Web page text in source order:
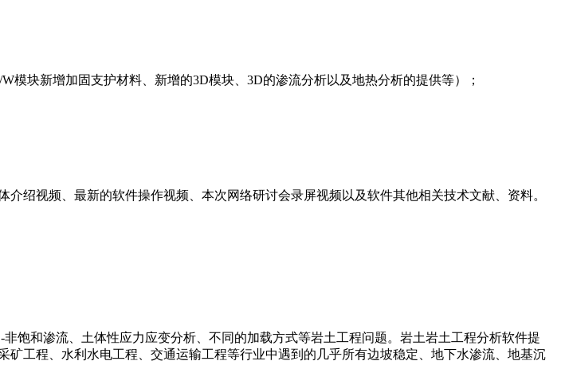
模块新增加固支护材料、新增的3D模块、3D的渗流分析以及地热分析的提供等）；
绍视频、最新的软件操作视频、本次网络研讨会录屏视频以及软件其他相关技术文献、资料。
饱和渗流、土体性应力应变分析、不同的加载方式等岩土工程问题。岩土岩土工程分析软件提
工程、水利水电工程、交通运输工程等行业中遇到的几乎所有边坡稳定、地下水渗流、地基沉